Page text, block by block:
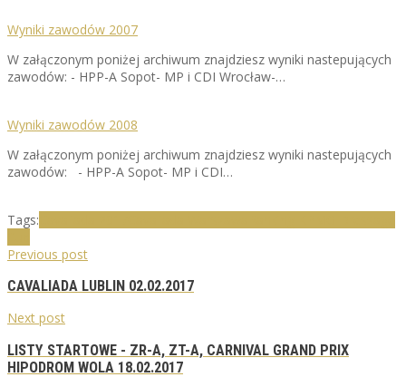
Wyniki zawodów 2007
W załączonym poniżej archiwum znajdziesz wyniki nastepujących
zawodów: - HPP-A Sopot- MP i CDI Wrocław-…
Wyniki zawodów 2008
W załączonym poniżej archiwum znajdziesz wyniki nastepujących
zawodów: - HPP-A Sopot- MP i CDI…
Tags:
Previous post
CAVALIADA LUBLIN 02.02.2017
Next post
LISTY STARTOWE - ZR-A, ZT-A, CARNIVAL GRAND PRIX
HIPODROM WOLA 18.02.2017